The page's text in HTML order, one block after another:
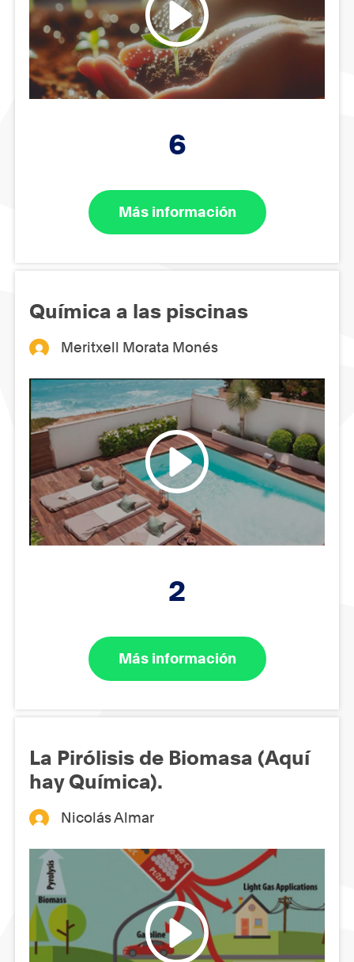
6
Más información
Química a las piscinas
Meritxell Morata Monés
2
Más información
La Pirólisis de Biomasa (Aquí
hay Química).
Nicolás Almar